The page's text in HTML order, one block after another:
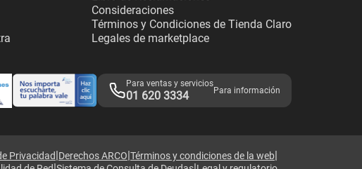
Consideraciones
Términos y Condiciones de Tienda Claro
Legales de marketplace
Para ventas y servicios
01 620 3334 Para información
Privacidad|Derechos ARCO|Términos y condiciones de la web|